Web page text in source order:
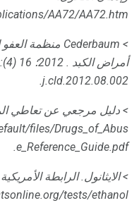
AA72/AA72.htm.
> Cederbaum منظمة العفو الدولية.
أمراض الكبد . 2012؛ 16 (4): 667-685.
j.cld.2012.08.002.
> دليل مرجعي عن تعاطي
files/Drugs_of_Abus
e_Reference_Guide.pdf.
> الايثانول. الرابطة
tests/ethanol.